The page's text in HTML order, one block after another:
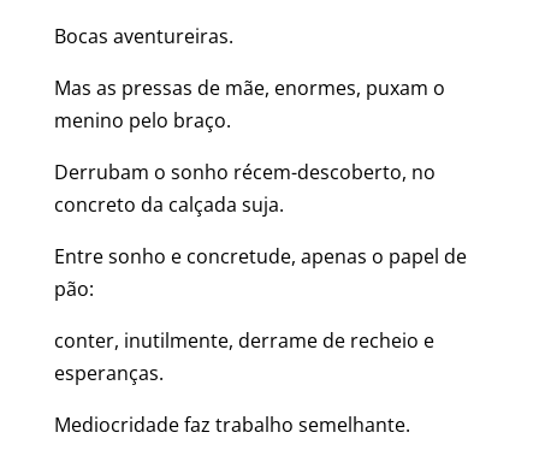
Bocas aventureiras.
Mas as pressas de mãe, enormes, puxam o
menino pelo braço.
Derrubam o sonho récem-descoberto, no
concreto da calçada suja.
Entre sonho e concretude, apenas o papel de
pão:
conter, inutilmente, derrame de recheio e
esperanças.
Mediocridade faz trabalho semelhante.